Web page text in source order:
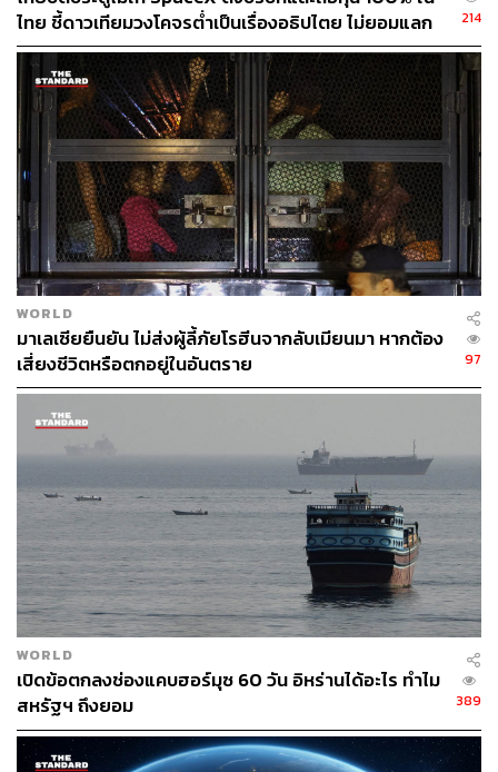
นอกจากนี้ งานในปีนี้ยังมีผู้นำต่างประเทศเข้าร่วมงานน้อยลง
อย่างเห็นได้ชัด โดยเมื่อปีที่แล้ว ประธานาธิบดีปูตินได้ต้อนรับ
ประธานาธิบดีสีจิ้นผิงของจีน และผู้นำต่างประเทศอีกหลาย
สิบคนในฐานะแขกผู้มีเกียรติ เพื่อแสดงถึงความสามัคคีของ
กลุ่มประเทศนอกโลกตะวันตก แต่ผู้นำต่างชาติที่เข้าร่วมงาน
ในปีนี้ตามรายงานข่าว มีเพียงประธานาธิบดีอเล็กซานเดอร์ ลู
คาเชนโก แห่งเบลารุส, สมเด็จพระราชาธิบดีสุลต่านอิบราฮิม
สุลต่านอิสกันดาร์ แห่งมาเลเซีย รวมทั้งประธานาธิบดีคาซัค
สถานและอุซเบกิสถาน
ส่วนนายกรัฐมนตรี โรเบิร์ต ฟิโก แห่งสโลวาเกีย ซึ่งเป็น
สมาชิกทั้ง NATO และ EU เดินทางเยือนมอสโกเพื่อหารือ
ทวิภาคีกับปูติน แต่ไม่ได้เข้าร่วมพิธีสวนสนาม โดยเขาได้วาง
พวงมาลาที่สุสานทหารนิรนามใกล้เครมลินเมื่อวันศุกร์ โดยฟิ
โก ซึ่งประเทศของตนยังคงพึ่งพาพลังงานจากรัสเซียเป็นอย่าง
มาก กล่าวกับผู้สื่อข่าวถึงวัตถุประสงค์ในการมาเยือนมอสโก
ว่า เพื่อผลักดันให้เกิดการเจรจาเพื่อยุติสงครามที่ยืดเยื้อนี้
หลังเสร็จสิ้นพิธีและการพบปะหารือกับผู้นำประเทศต่างๆ ปู
ตินได้เปิดเผยกับนักข่าวรัสเซียที่เครมลินว่า ฟิโกได้กล่าวถึง
ความพร้อมของเซเลนสกีที่จะ “พบปะกันส่วนตัว” และยังกล่าว
ด้วยว่าตนเองคิดว่าความขัดแย้งในยูเครนกำลังใกล้จะสิ้นสุด
ลง
“ผมคิดว่าสิ่งต่าง ๆ กำลังมุ่งสู่บทสรุป แต่ก็ยังเป็นเรื่องที่ต้อง
พิจารณาอย่างรอบคอบ” ปูตินกล่าว โดยไม่ได้ขยายความเพิ่ม
เติม
ไทย ชี้ดาวเทียมวงโคจรต่ำเป็นเรื่องอธิปไตย ไม่ยอมแลก
ในโต๊ะเจรจาการค้า
214
WORLD
มาเลเซียยืนยัน ไม่ส่งผู้ลี้ภัยโรฮีนจากลับเมียนมา หากต้อง
เสี่ยงชีวิตหรือตกอยู่ในอันตราย
97
WORLD
เปิดข้อตกลงช่องแคบฮอร์มุซ 60 วัน อิหร่านได้อะไร ทำไม
สหรัฐฯ ถึงยอม
389